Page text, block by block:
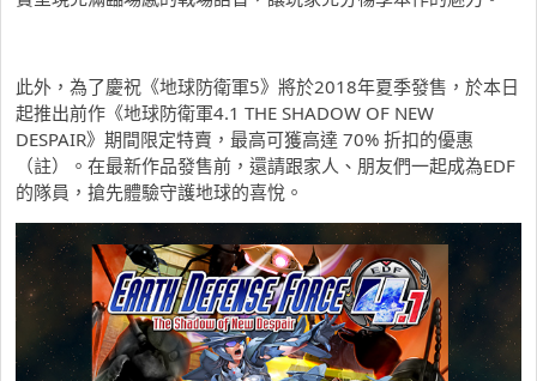
此外，為了慶祝《地球防衛軍5》將於2018年夏季發售，於本日
起推出前作《地球防衛軍4.1 THE SHADOW OF NEW
DESPAIR》期間限定特賣，最高可獲高達 70% 折扣的優惠
（註）。在最新作品發售前，還請跟家人、朋友們一起成為EDF
的隊員，搶先體驗守護地球的喜悅。